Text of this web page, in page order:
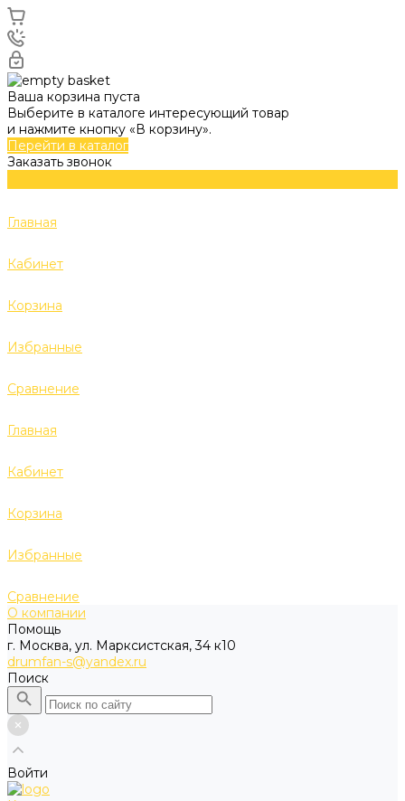
Ваша корзина пуста
Выберите в каталоге интересующий товар
и нажмите кнопку «В корзину».
Перейти в каталог
Заказать звонок
Главная
Кабинет
Корзина
Избранные
Сравнение
Главная
Кабинет
Корзина
Избранные
Сравнение
О компании
Помощь
г. Москва, ул. Марксистская, 34 к10
drumfan-s@yandex.ru
Поиск
Войти